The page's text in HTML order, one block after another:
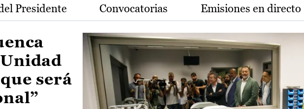
Presidente Convocatorias Emisiones en directo
será